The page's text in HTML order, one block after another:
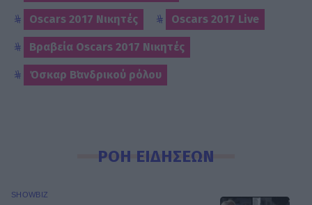
Oscars 2017 Νικητές Oscars 2017 Live
Βραβεία Oscars 2017 Νικητές
Όσκαρ Β΄ανδρικού ρόλου
ΡΟΗ ΕΙΔΗΣΕΩΝ
SHOWBIZ